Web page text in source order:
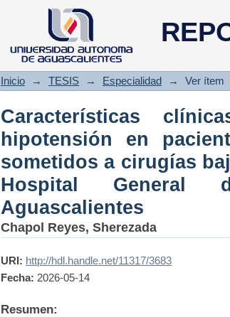
Características
con diabetes mellitus
el Hospital General de
Inicio → TESIS → Especialidad → Ver ítem
Características
hipotensión en
sometidos a cirugías
Hospital General
Aguascalientes
Chapol Reyes, Sherezada
URI: http://hdl.handle.net/11317/3683
Fecha: 2026-05-14
Resumen: